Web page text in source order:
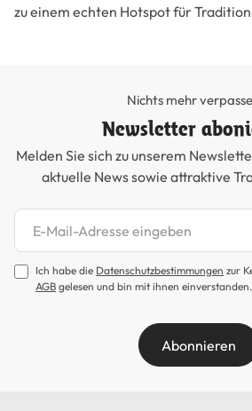
zu einem echten Hotspot für
Nichts mehr
Newsletter
Melden Sie sich zu unserem
aktuelle News sowie attraktive
Newsletter abonnieren
Ich habe die Datenschutzbestimmungen zur
AGB gelesen und bin mit ihnen einverstanden.
Abonnieren